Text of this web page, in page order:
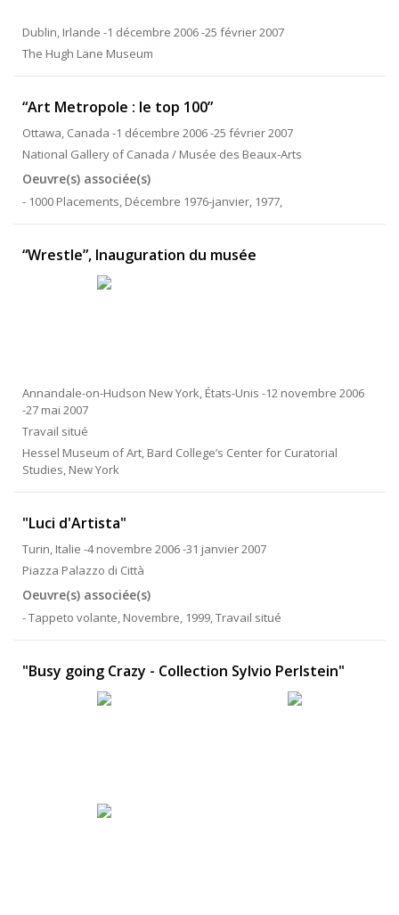
Dublin, Irlande -1 décembre 2006 -25 février 2007
The Hugh Lane Museum
“Art Metropole : le top 100”
Ottawa, Canada -1 décembre 2006 -25 février 2007
National Gallery of Canada / Musée des Beaux-Arts
Oeuvre(s) associée(s)
- 1000 Placements, Décembre 1976-janvier, 1977,
“Wrestle”, Inauguration du musée
Annandale-on-Hudson New York, États-Unis -12 novembre 2006
-27 mai 2007
Travail situé
Hessel Museum of Art, Bard College’s Center for Curatorial
Studies, New York
"Luci d'Artista"
Turin, Italie -4 novembre 2006 -31 janvier 2007
Piazza Palazzo di Città
Oeuvre(s) associée(s)
- Tappeto volante, Novembre, 1999, Travail situé
"Busy going Crazy - Collection Sylvio Perlstein"